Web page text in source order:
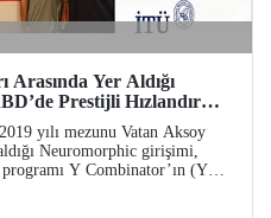
Yer Aldığı
Prestijli Hızlandırma
yılı mezunu Vatan Aksoy
Neuromorphic girişimi,
Y Combinator’ın (YC)
500 bin dolar yatırım